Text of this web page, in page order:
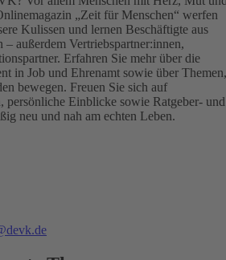
„Zeit für Menschen“ werfen
Kulissen und lernen Beschäftigte aus
– außerdem Vertriebspartner:innen,
Erfahren Sie mehr über die
in Job und Ehrenamt sowie über Themen,
bewegen. Freuen Sie sich auf
persönliche Einblicke sowie Ratgeber- und
neu und nah am echten Leben.